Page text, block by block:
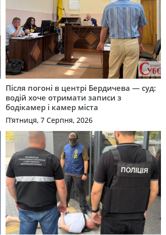
Після погоні в центрі Бердичева — суд:
водій хоче отримати записи з
бодікамер і камер міста
П’ятниця, 7 Серпня, 2026